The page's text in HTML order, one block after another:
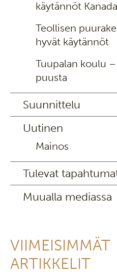
käytännöt
Teollisen
hyvät käytännöt
Tuupalan koulu
puusta
Suunnittelu
Uutinen
Mainos
Tulevat
Muualla mediassa
VIIMEISIMMÄT
ARTIKKELIT